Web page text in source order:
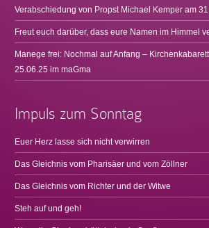
Verabschiedung von Propst Michael Kemper am
Freut euch darüber, dass eure Namen im Himmel
Manege frei: Nochmal auf Anfang –
25.06.25 im maGma
Impuls zum Sonntag
Euer Herz lasse sich nicht verwirren
Das Gleichnis vom Pharisäer und vom Zöllner
Das Gleichnis vom Richter und der Witwe
Steh auf und geh!